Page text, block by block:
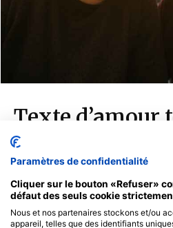
Paramètres de confidentialité
Cliquer sur le bouton «Refuser»
défaut des seuls cookie
Nous et nos partenaires stockons et/ou
appareil, telles que des identifiants